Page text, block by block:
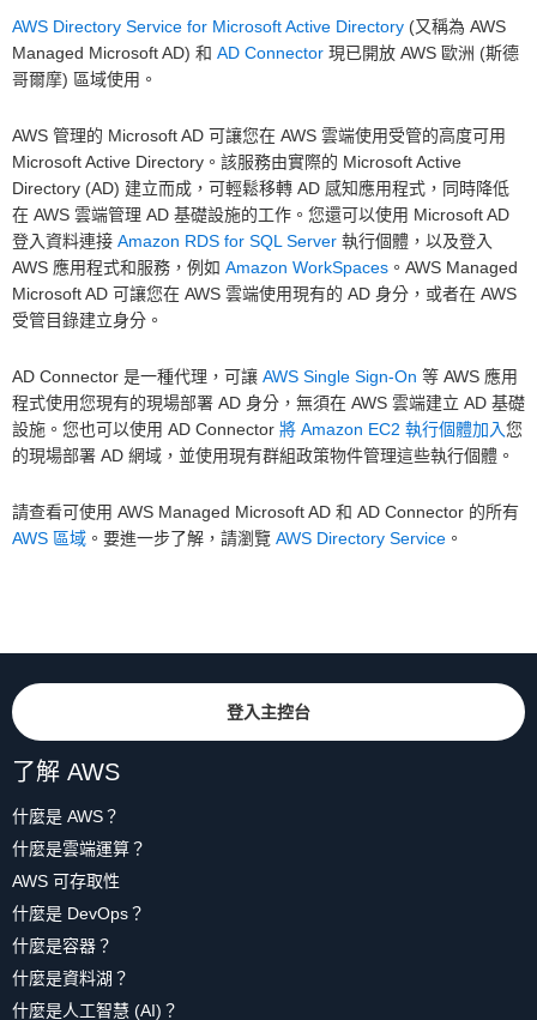
AWS Directory Service for Microsoft Active Directory (又稱為 AWS
Managed Microsoft AD) 和 AD Connector 現已開放 AWS 歐洲 (斯德
哥爾摩) 區域使用。
AWS 管理的 Microsoft AD 可讓您在 AWS 雲端使用受管的高度可用
Microsoft Active Directory。該服務由實際的 Microsoft Active
Directory (AD) 建立而成，可輕鬆移轉 AD 感知應用程式，同時降低
在 AWS 雲端管理 AD 基礎設施的工作。您還可以使用 Microsoft AD
登入資料連接 Amazon RDS for SQL Server 執行個體，以及登入
AWS 應用程式和服務，例如 Amazon WorkSpaces 。AWS Managed
Microsoft AD 可讓您在 AWS 雲端使用現有的 AD 身分，或者在 AWS
受管目錄建立身分。
AD Connector 是一種代理，可讓 AWS Single Sign-On 等 AWS 應用
程式使用您現有的現場部署 AD 身分，無須在 AWS 雲端建立 AD 基礎
設施。您也可以使用 AD Connector 將 Amazon EC2 執行個體加入您
的現場部署 AD 網域，並使用現有群組政策物件管理這些執行個體。
請查看可使用 AWS Managed Microsoft AD 和 AD Connector 的所有
AWS 區域 。要進一步了解，請瀏覽 AWS Directory Service 。
登入主控台
了解 AWS
什麼是 AWS？
什麼是雲端運算？
AWS 可存取性
什麼是 DevOps？
什麼是容器？
什麼是資料湖？
什麼是人工智慧 (AI)？